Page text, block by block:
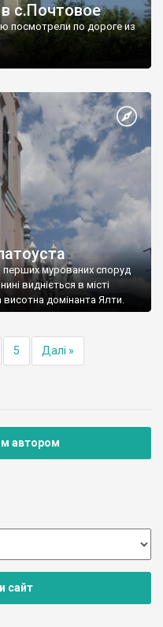
с.Почтовое
посмотрели по дороге из
перших мурованих споруд
видніється в місті
домінанта Ялти.
5 Далі »
автором
сайт